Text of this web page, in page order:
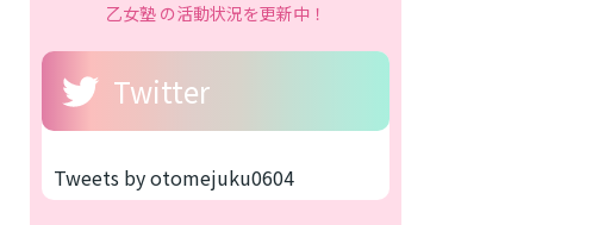
乙女塾 の活動状況を更新中！
Twitter
Tweets by otomejuku0604